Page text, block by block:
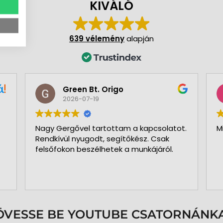
KIVÁLÓ
639 véleményalapján
Green Bt. Origo
2026-07-19
Nagy Gergővel tartottam a kapcsolatot.
Rendkívül nyugodt, segítőkész. Csak
felsőfokon beszélhetek a munkájáról.
BE YOUTUBE